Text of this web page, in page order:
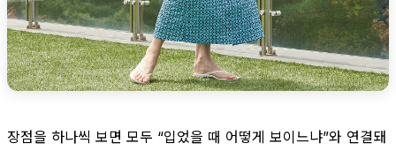
장점을 하나씩 보면 모두 “입었을 때 어떻게 보이느냐”와 연결돼